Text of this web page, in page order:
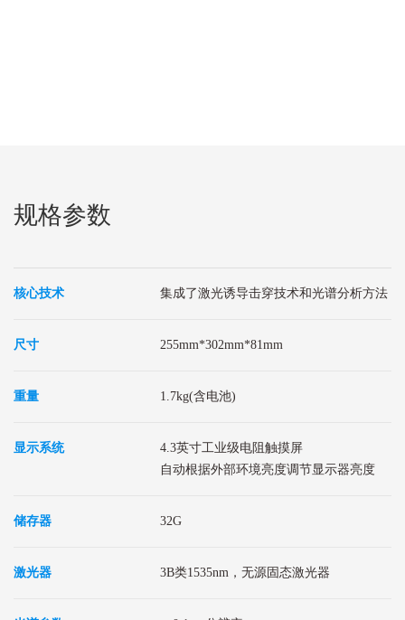
规格参数
核心技术 集成了激光诱导击穿技术和光谱分析方法
尺寸 255mm*302mm*81mm
重量 1.7kg(含电池)
显示系统
4.3英寸工业级电阻触摸屏
自动根据外部环境亮度调节显示器亮度
储存器 32G
激光器 3B类1535nm，无源固态激光器